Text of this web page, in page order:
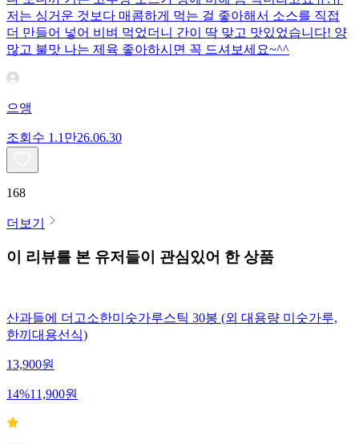
저는 싱거운 것보다 매콤하게 먹는 걸 좋아해서 소스를 직접
더 만들어 넣어 비벼 먹었더니 간이 딱 맞고 맛있었습니다! 양
많고 불맛 나는 제육 좋아하시면 꼭 드셔보세요~^^
으앵
조회수 1.1만26.06.30
168
더보기
이 리뷰를 본 유저들이 관심있어 한 상품
산과들에 더고소한미숫가루스틱 30봉 (외 대용량 미숫가루,
한끼대용선식)
13,900원
14%11,900원